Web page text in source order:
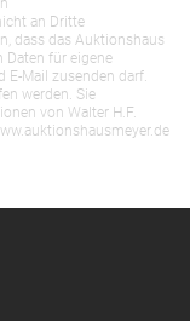
an Dritte
dass das Auktionshaus
Daten für eigene
E-Mail zusenden darf.
werden. Sie
von Walter H.F.